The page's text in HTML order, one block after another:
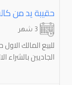
حقيبة يد من
للبيع المالك
الجاديين بالشراء